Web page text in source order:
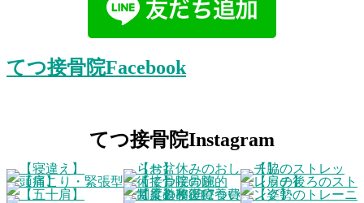
てつ接骨院Facebook
てつ接骨院Instagram